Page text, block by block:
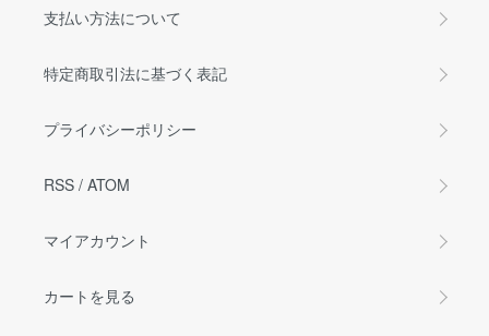
支払い方法について
特定商取引法に基づく表記
プライバシーポリシー
RSS / ATOM
マイアカウント
カートを見る